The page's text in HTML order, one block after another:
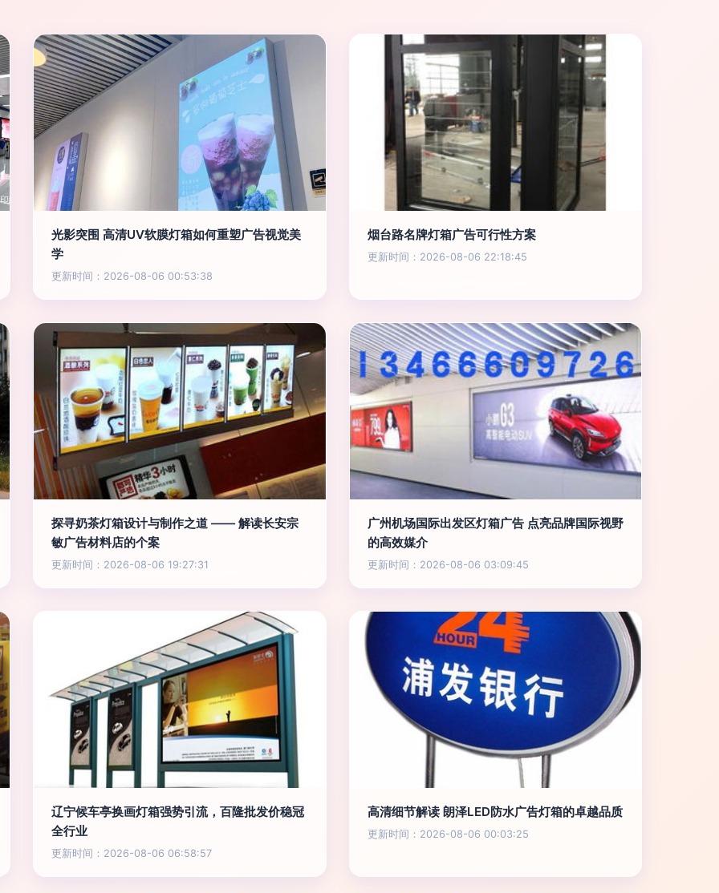
光影突围 高清UV软膜灯箱如何重塑广告视觉美
学
更新时间：2026-08-06 00:53:38
烟台路名牌灯箱广告可行性方案
更新时间：2026-08-06 22:18:45
探寻奶茶灯箱设计与制作之道 —— 解读长安宗
敏广告材料店的个案
更新时间：2026-08-06 19:27:31
广州机场国际出发区灯箱广告 点亮品牌国际视野
的高效媒介
更新时间：2026-08-06 03:09:45
辽宁候车亭换画灯箱强势引流，百隆批发价稳冠
全行业
更新时间：2026-08-06 06:58:57
高清细节解读 朗泽LED防水广告灯箱的卓越品质
更新时间：2026-08-06 00:03:25